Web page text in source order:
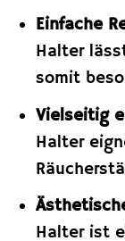
Einfache
Halter
somit
Vielseitig
Halter
Halter ist